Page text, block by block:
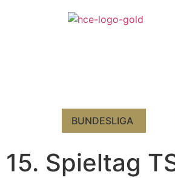
BUNDESLIGA
15. Spieltag